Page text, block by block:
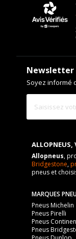
Newsletter
Soyez informé
ALLOPNEUS,
Allopneus,
Bridgestone,
pneus et
MARQUES
Pneus Michelin
Pneus Pirelli
Pneus
Pneus